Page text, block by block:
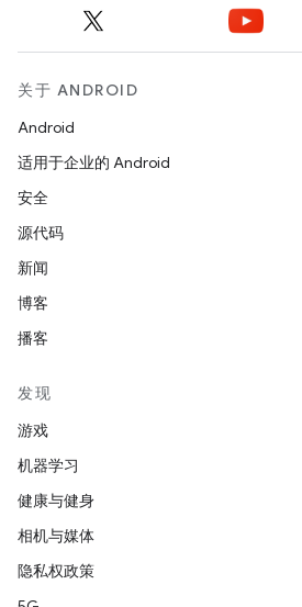
关于 ANDROID
Android
适用于企业的 Android
安全
源代码
新闻
博客
播客
发现
游戏
机器学习
健康与健身
相机与媒体
隐私权政策